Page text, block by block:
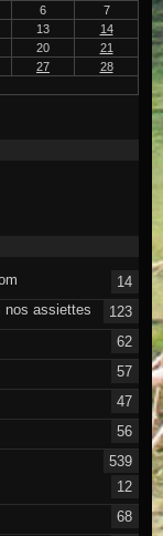
6
7
13
14
20
21
27
28
14
nos assiettes
123
62
57
47
56
539
12
68